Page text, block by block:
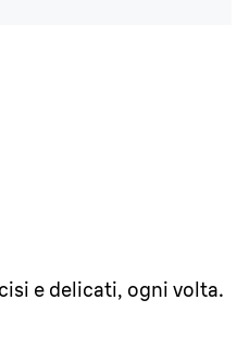
e delicati, ogni volta.